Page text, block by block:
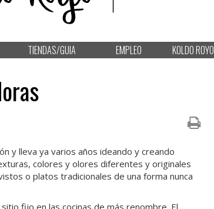
TIENDAS/GUIA EMPLEO KOLDO ROYO
y lleva ya varios años ideando y creando
colores y olores diferentes y originales
o platos tradicionales de una forma nunca
fijo en las cocinas de más renombre. El